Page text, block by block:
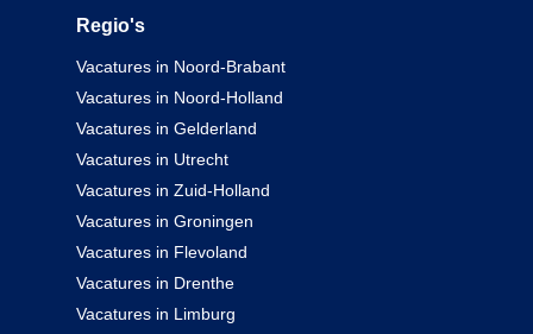
Regio's
Vacatures in Noord-Brabant
Vacatures in Noord-Holland
Vacatures in Gelderland
Vacatures in Utrecht
Vacatures in Zuid-Holland
Vacatures in Groningen
Vacatures in Flevoland
Vacatures in Drenthe
Vacatures in Limburg